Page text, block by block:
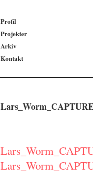
Profil
Projekter
Arkiv
Kontakt